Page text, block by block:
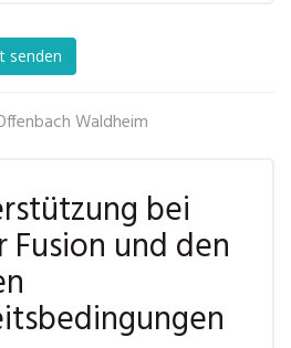
senden
Waldheim
bei
Fusion und den